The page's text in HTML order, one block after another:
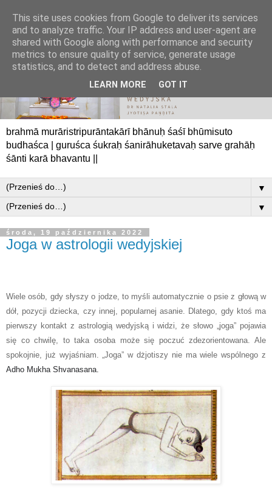
brahmā murāristripurāntakārī bhānuḥ śaśī bhūmisuto
budhaśca | guruśca śukraḥ śanirāhuketavaḥ sarve grahāḥ
śānti karā bhavantu ||
▼
▼
środa, 19 października 2022
Joga w astrologii wedyjskiej
Wiele osób, gdy słyszy o jodze, to myśli automatycznie o psie z głową w
dół, pozycji dziecka, czy innej, popularnej asanie. Dlatego, gdy ktoś ma
pierwszy kontakt z astrologią wedyjską i widzi, że słowo „joga” pojawia
się co chwilę, to taka osoba może się poczuć zdezorientowana. Ale
spokojnie, już wyjaśniam. „Joga” w dżjotiszy nie ma wiele wspólnego z
Adho Mukha Shvanasana.
This site uses cookies from Google to deliver its services
and to analyze traffic. Your IP address and user-agent are
shared with Google along with performance and security
metrics to ensure quality of service, generate usage
statistics, and to detect and address abuse.
LEARN MORE GOT IT